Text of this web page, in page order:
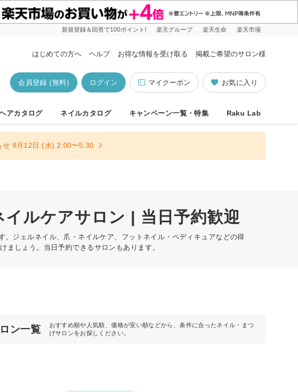
新規登録＆回答で100ポイント! 楽天グループ 楽天生命 楽天市場
はじめての方へ ヘルプ お得な情報を受け取る 掲載ご希望のサロン様
お気に入り
マイクーポン
ログイン
会員登録 (無料)
アカタログ ネイルカタログ キャンペーン一覧・特集 Raku Lab
せ 8月12日 (水) 2:00〜5:30
ルケアサロン | 当日予約歓迎
ジェルネイル、爪・ネイルケア、フットネイル・ペディキュアなどの得
しょう。当日予約できるサロンもあります。
ン一覧
おすすめ順や人気順、価格が安い順などから、条件に合ったネイル・まつ
げサロンをお探しください。